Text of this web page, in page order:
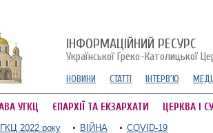
ІНФОРМАЦІЙНИЙ РЕСУРС
Української Греко-Католицької
НОВИНИ СТАТТІ ІНТЕРВ'Ю
УГКЦ ЄПАРХІЇ ТА ЕКЗАРХАТИ ЦЕРКВА І
2022 року ВІЙНА COVID-19